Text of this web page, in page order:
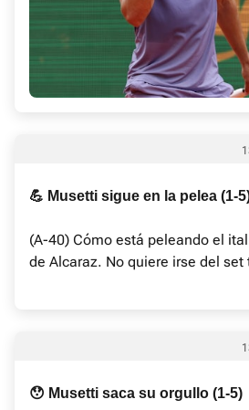
💪 Musetti sigue en la pelea (1-
(A-40) Cómo está peleando el
de Alcaraz. No quiere irse del set
😯 Musetti saca su orgullo (1-5)